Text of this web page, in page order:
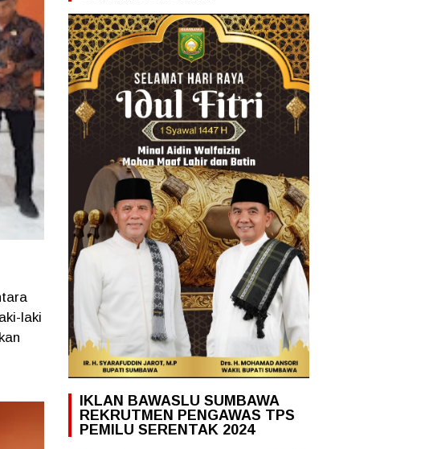
laki
IKLAN BAWASLU SUMBAWA
REKRUTMEN PENGAWAS TPS
PEMILU SERENTAK 2024